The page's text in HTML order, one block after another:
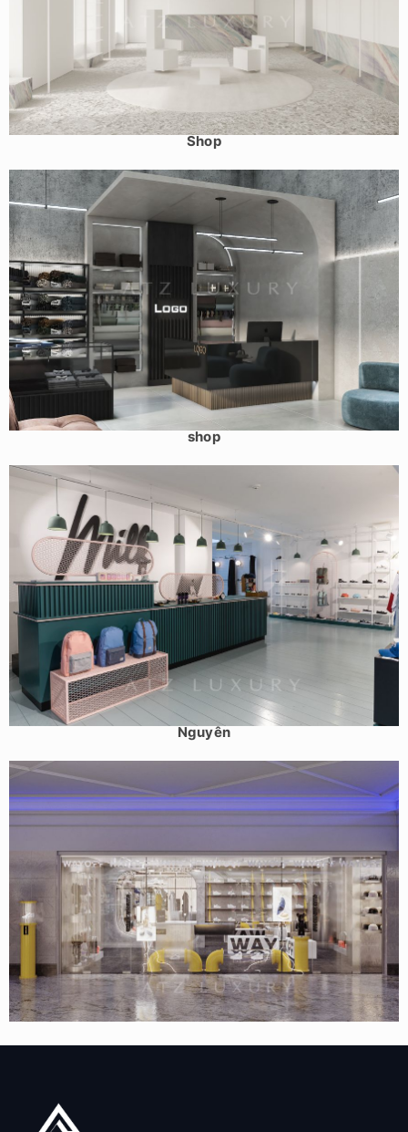
Mẫu shop thời trang nữ tối giản tỉnh Bắc Giang – Mela
Shop
Mẫu shop thời trang nam tỉnh Phú Thọ – Fabrics and Men
shop
Mẫu cửa hàng thời trang trẻ – Milk Shop 125m2 – Thái
Nguyên
Mẫu shop thời trang nam Tuyên Quang – Way off – 37m2